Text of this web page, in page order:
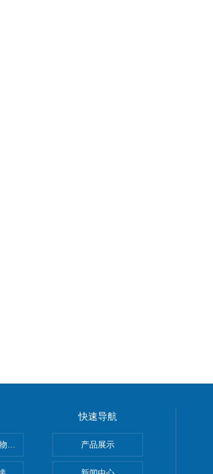
制药GMP车间净化工程装修标准有哪些 无菌室|净化工程
快速导航
产品展示